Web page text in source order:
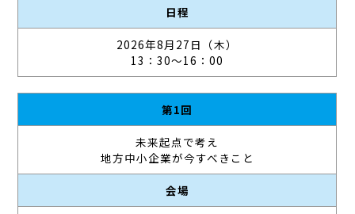
日程
2026年8月27日（木）
13：30～16：00
第1回
未来起点で考え
地方中小企業が今すべきこと
会場